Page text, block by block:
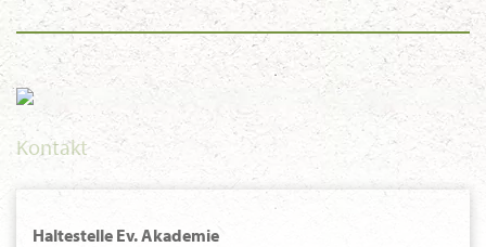
Kontakt
Haltestelle Ev. Akademie